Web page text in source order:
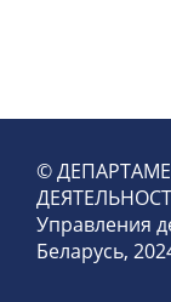
©
Управления
Беларусь,